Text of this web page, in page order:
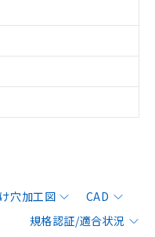
穴加工図
CAD
規格認証/適合状況